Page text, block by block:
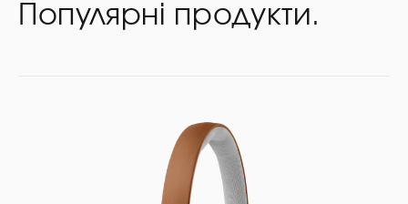
Популярні продукти.